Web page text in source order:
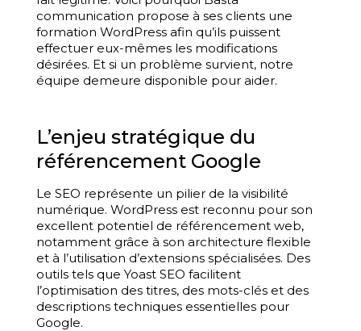
communication propose à ses clients une
formation WordPress afin qu’ils puissent
effectuer eux-mêmes les modifications
désirées. Et si un problème survient, notre
équipe demeure disponible pour aider.
L’enjeu stratégique du
référencement Google
Le SEO représente un pilier de la visibilité
numérique. WordPress est reconnu pour son
excellent potentiel de référencement web,
notamment grâce à son architecture flexible
et à l’utilisation d’extensions spécialisées. Des
outils tels que Yoast SEO facilitent
l’optimisation des titres, des mots-clés et des
descriptions techniques essentielles pour
Google.